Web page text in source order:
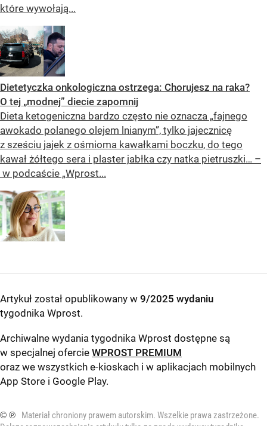
które wywołają...
Dietetyczka onkologiczna ostrzega: Chorujesz na raka?
O tej „modnej” diecie zapomnij
Dieta ketogeniczna bardzo często nie oznacza „fajnego
awokado polanego olejem lnianym”, tylko jajecznicę
z sześciu jajek z ośmioma kawałkami boczku, do tego
kawał żółtego sera i plaster jabłka czy natka pietruszki… –
w podcaście „Wprost...
Artykuł został opublikowany w 9/2025 wydaniu
tygodnika Wprost.
Archiwalne wydania tygodnika Wprost dostępne są
w specjalnej ofercie WPROST PREMIUM
oraz we wszystkich e-kioskach i w aplikacjach mobilnych
App Store i Google Play.
© ℗
Materiał chroniony prawem autorskim. Wszelkie prawa zastrzeżone.